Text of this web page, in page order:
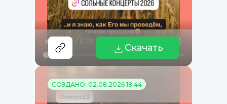
Скачать
СОЗДАНО: 02.08.2026 18:44